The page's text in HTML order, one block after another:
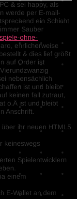
& sei happy, als
werde per E-mail-
ein Schicht
Sauber
ohne-
ehrlicherweise
& dies lief größt
auf Order ist
nebensächlich
ist und bleibt
keinen fall zutraut,
o.Ä ist und bleibt
Anschrift.
ihr neuen HTML5
keineswegs
Spielentwicklern
einem
E-Wallet an dem